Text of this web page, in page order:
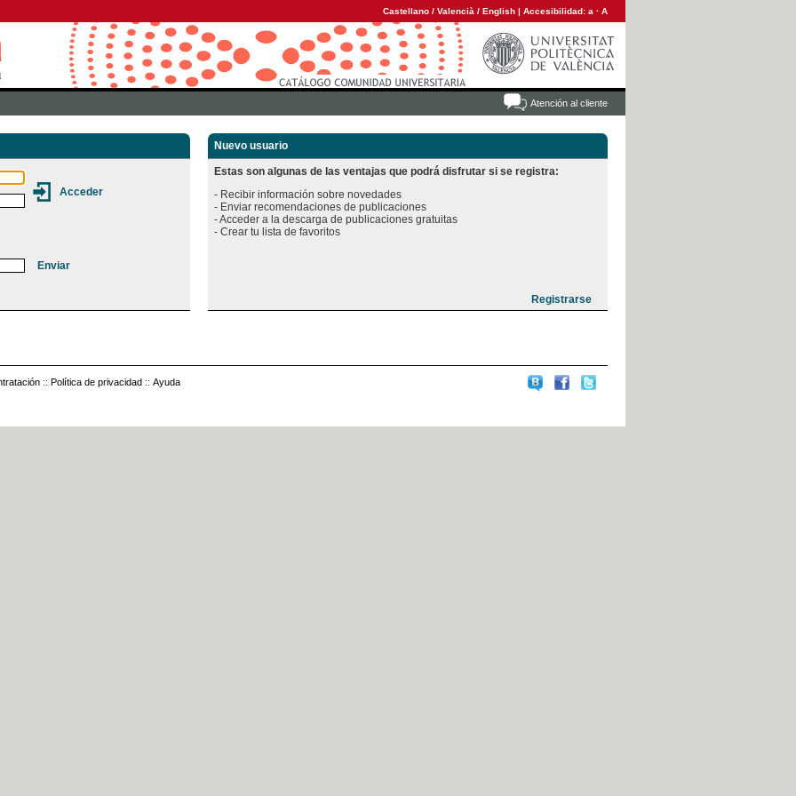
Castellano / Valencià / English | Accesibilidad: a · A
Atención al cliente
Nuevo usuario
Estas son algunas de las ventajas que podrá disfrutar si se registra:
- Recibir información sobre novedades
- Enviar recomendaciones de publicaciones
- Acceder a la descarga de publicaciones gratuitas
:: Política de privacidad :: Ayuda